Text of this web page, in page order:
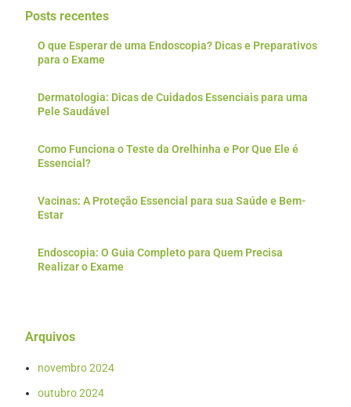
Posts recentes
O que Esperar de uma Endoscopia? Dicas e Preparativos
para o Exame
Dermatologia: Dicas de Cuidados Essenciais para uma
Pele Saudável
Como Funciona o Teste da Orelhinha e Por Que Ele é
Essencial?
Vacinas: A Proteção Essencial para sua Saúde e Bem-
Estar
Endoscopia: O Guia Completo para Quem Precisa
Realizar o Exame
Arquivos
novembro 2024
outubro 2024